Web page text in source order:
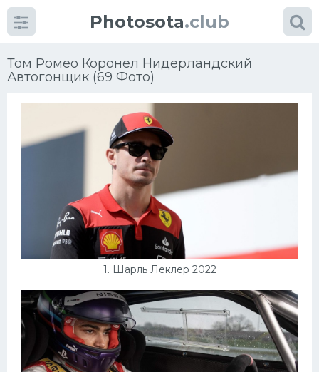
Photosota.club
Том Ромео Коронел Нидерландский
Автогонщик (69 Фото)
1. Шарль Леклер 2022
КатегорииФото
Много картинок...
Футбол
Хоккей
Велогонки
Конькобежный спорт